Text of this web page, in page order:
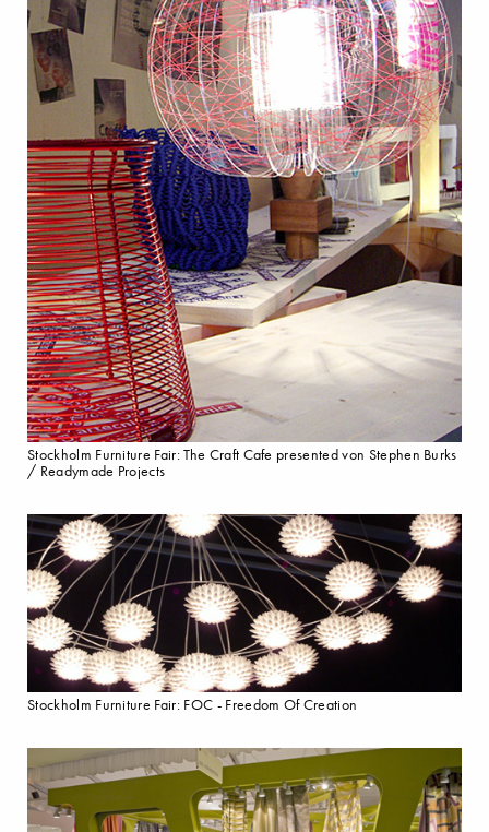
Stockholm Furniture Fair: The Craft Cafe presented von Stephen Burks
/ Readymade Projects
Stockholm Furniture Fair: FOC - Freedom Of Creation